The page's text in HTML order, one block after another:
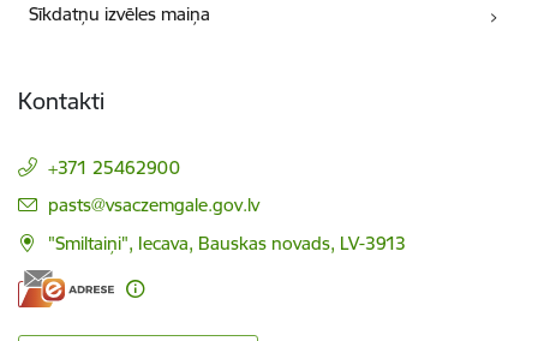
Sīkdatņu izvēles maiņa
Kontakti
+371 25462900
E-pasts:
pasts@vsaczemgale.gov.lv
"Smiltaiņi", Iecava, Bauskas novads, LV-3913